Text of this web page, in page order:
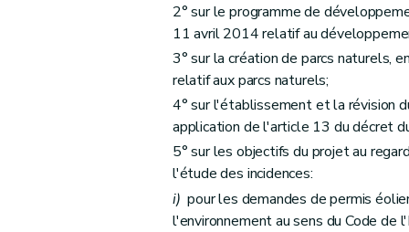
Art. DII17
Plans de secteur
Chapitre Ier
Dispositions générales
Art. DII18
Art. DII19
Chapitre II
Contenu
Section 1
Généralités
Art. DII20
Art. DII21
2° sur le programme de
11 avril 2014 relatif au
3° sur la création de parcs naturels,
relatif aux parcs naturels;
4° sur l'établissement et la révision
application de l'article 13 du décret
5° sur les objectifs du projet au
l'étude des incidences:
i) pour les demandes de permis
l'environnement au sens du Code de